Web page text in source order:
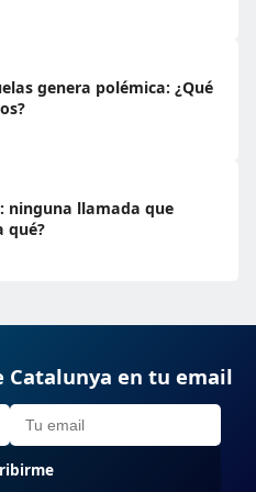
genera polémica: ¿Qué
ninguna llamada que
qué?
Catalunya en tu email